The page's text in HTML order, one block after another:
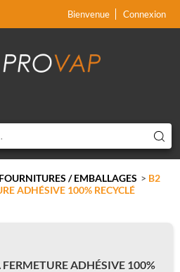
Bienvenue Connexion
FOURNITURES / EMBALLAGES > B2
ADHÉSIVE 100% RECYCLÉ
ADHÉSIVE 100%
x
x